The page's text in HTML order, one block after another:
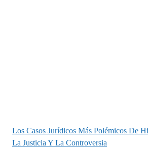
Los Casos Jurídicos Más Polémicos De
La Justicia Y La Controversia